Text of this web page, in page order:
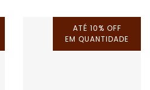
ATÉ 10% OFF
EM QUANTIDADE